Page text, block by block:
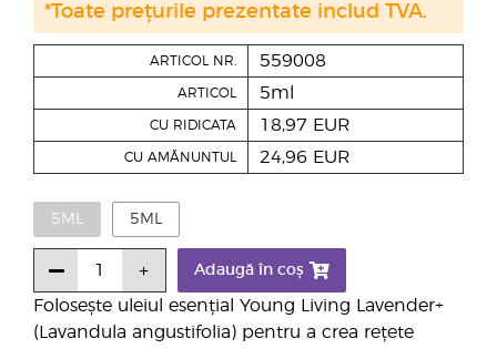
Folosește uleiul esențial Young Living Lavender+
(Lavandula angustifolia) pentru a crea rețete
ARTICOL NR. 559008
ARTICOL 5ml
CU RIDICATA 18,97 EUR
CU AMĂNUNTUL 24,96 EUR
5ML 5ML
Adaugă în coș
*Toate prețurile prezentate includ TVA.